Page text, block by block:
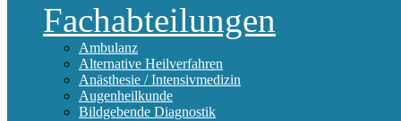
Fachabteilungen
Ambulanz
Alternative Heilverfahren
Anästhesie / Intensivmedizin
Augenheilkunde
Bildgebende Diagnostik